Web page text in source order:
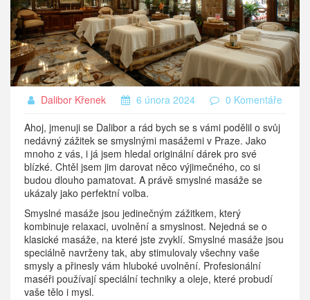
Dalibor Křenek 6 února 2024
0 Komentáře
Ahoj, jmenuji se Dalibor a rád bych se s vámi podělil o svůj
nedávný zážitek se smyslnými masážemi v Praze. Jako
mnoho z vás, i já jsem hledal originální dárek pro své
blízké. Chtěl jsem jim darovat něco výjimečného, co si
budou dlouho pamatovat. A právě smyslné masáže se
ukázaly jako perfektní volba.
Smyslné masáže jsou jedinečným zážitkem, který
kombinuje relaxaci, uvolnění a smyslnost. Nejedná se o
klasické masáže, na které jste zvyklí. Smyslné masáže jsou
speciálně navrženy tak, aby stimulovaly všechny vaše
smysly a přinesly vám hluboké uvolnění. Profesionální
maséři používají speciální techniky a oleje, které probudí
vaše tělo i mysl.